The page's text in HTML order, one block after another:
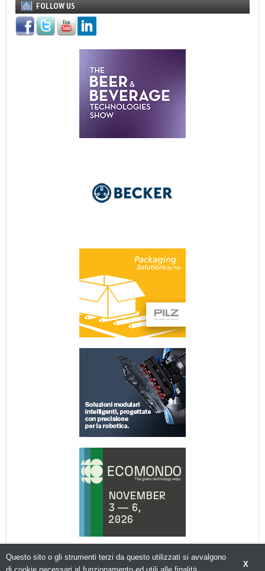
FOLLOW US
X
Questo sito o gli strumenti terzi da questo utilizzati si avvalgono